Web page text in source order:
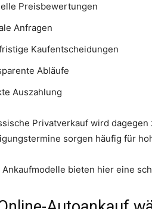
Preisbewertungen
Anfragen
Kaufentscheidungen
Abläufe
Auszahlung
Privatverkauf wird
sorgen häufig für
Ankaufmodelle bieten hier eine